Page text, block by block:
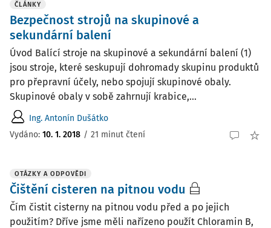
ČLÁNKY
Bezpečnost strojů na skupinové a
sekundární balení
Úvod Balící stroje na skupinové a sekundární balení (1)
jsou stroje, které seskupují dohromady skupinu produktů
pro přepravní účely, nebo spojují skupinové obaly.
Skupinové obaly v sobě zahrnují krabice,...
Ing. Antonín Dušátko
Vydáno: 10. 1. 2018 / 21 minut čtení
OTÁZKY A ODPOVĚDI
Čištění cisteren na pitnou vodu
Čím čistit cisterny na pitnou vodu před a po jejich
použitím? Dříve jsme měli nařízeno použít Chloramin B,